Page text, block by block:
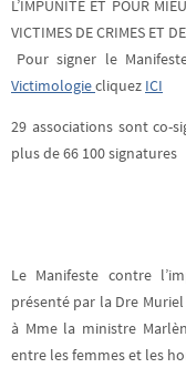
L’IMPUNITÉ ET POUR
VICTIMES DE CRIMES ET
Pour signer le
Victimologiecliquez ICI
29 associations sont co-
plusde 66 100 signatures
Le Manifeste contre
présenté par la Dre
à Mme la ministre
entre les femmes et les